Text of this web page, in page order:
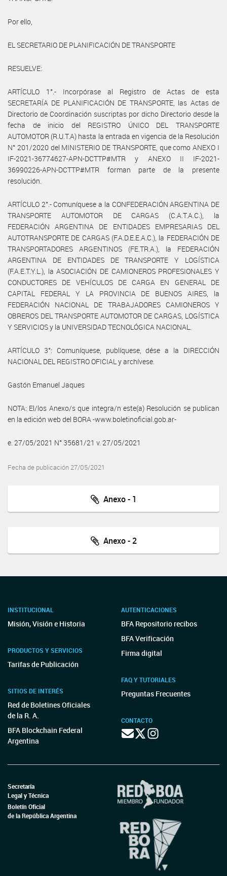
Por ello,
EL SECRETARIO DE PLANIFICACIÓN DE TRANSPORTE
RESUELVE:
ARTÍCULO 1°.- Incorpórase al Registro de Actas de esta
SECRETARÍA DE PLANIFICACIÓN DE TRANSPORTE, las Actas de
Directorio de Coordinación suscriptas por dicho Directorio desde la
fecha de inicio del REGISTRO ÚNICO DEL TRANSPORTE
AUTOMOTOR (R.U.T.A) hasta la entrada en vigencia de la Resolución
N° 201/2020 del MINISTERIO DE TRANSPORTE, que como ANEXO I
IF-2021-36774627-APN-DCTTP#MTR y ANEXO II IF-2021-
36990226-APN-DCTTP#MTR forman parte de la presente
resolución.
ARTÍCULO 2°.- Comuníquese a la CONFEDERACIÓN ARGENTINA DE
TRANSPORTE AUTOMOTOR DE CARGAS (C.A.T.A.C.), la
FEDERACIÓN ARGENTINA DE ENTIDADES EMPRESARIAS DEL
AUTOTRANSPORTE DE CARGAS (F.A.D.E.E.A.C.), la FEDERACIÓN DE
TRANSPORTADORES ARGENTINOS (FE.TR.A.), la FEDERACIÓN
ARGENTINA DE ENTIDADES DE TRANSPORTE Y LOGÍSTICA
(F.A.E.T.Y.L.), la ASOCIACIÓN DE CAMIONEROS PROFESIONALES Y
CONDUCTORES DE VEHÍCULOS DE CARGA EN GENERAL DE
CAPITAL FEDERAL Y LA PROVINCIA DE BUENOS AIRES, la
FEDERACIÓN NACIONAL DE TRABAJADORES CAMIONEROS Y
OBREROS DEL TRANSPORTE AUTOMOTOR DE CARGAS, LOGÍSTICA
Y SERVICIOS y la UNIVERSIDAD TECNOLÓGICA NACIONAL.
ARTÍCULO 3°: Comuníquese, publíquese, dése a la DIRECCIÓN
NACIONAL DEL REGISTRO OFICIAL y archívese.
Gastón Emanuel Jaques
NOTA: El/los Anexo/s que integra/n este(a) Resolución se publican
en la edición web del BORA -www.boletinoficial.gob.ar-
e. 27/05/2021 N° 35681/21 v. 27/05/2021
Fecha de publicación 27/05/2021
Anexo - 1
Anexo - 2
INSTITUCIONAL
Misión, Visión e Historia
PRODUCTOS Y SERVICIOS
Tarifas de Publicación
SITIOS DE INTERÉS
Red de Boletines Oficiales
de la R. A.
BFA Blockchain Federal
Argentina
AUTENTICACIONES
BFA Repositorio recibos
BFA Verificación
Firma digital
FAQ Y TUTORIALES
Preguntas Frecuentes
CONTACTO
Secretaría
Legal y Técnica
Boletín Oficial
de la República Argentina